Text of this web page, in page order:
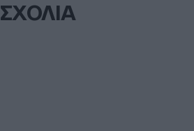
ΣΧΟΛΙΑ